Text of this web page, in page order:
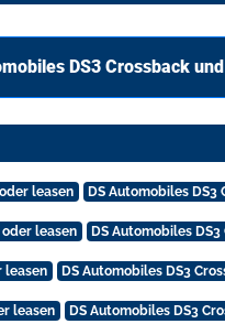
DS3 Crossback
leasen DS Automobiles DS3
leasen DS Automobiles
leasen DS Automobiles DS3
leasen DS Automobiles DS3